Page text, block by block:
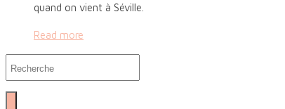
quand on vient à Séville.
Read more